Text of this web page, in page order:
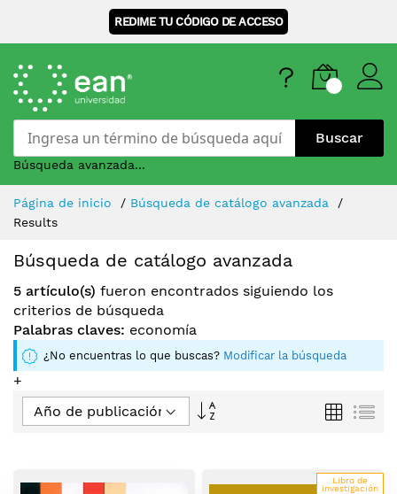
REDIME TU CÓDIGO DE ACCESO
Buscar
Búsqueda avanzada...
Skip
Content
Página de inicio
Búsqueda de catálogo avanzada
Results
Búsqueda de catálogo avanzada
5 artículo(s) fueron encontrados siguiendo los
criterios de búsqueda
Palabras claves: economía
¿No encuentras lo que buscas? Modificar la búsqueda
+
Fijar
Parrilla
Libro de
investigación